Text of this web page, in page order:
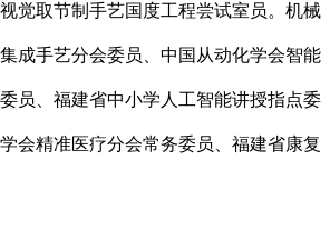
觉取节制手艺国度工程尝试室员。机械
成手艺分会委员、中国从动化学会智能
员、福建省中小学人工智能讲授指点委
会精准医疗分会常务委员、福建省康复